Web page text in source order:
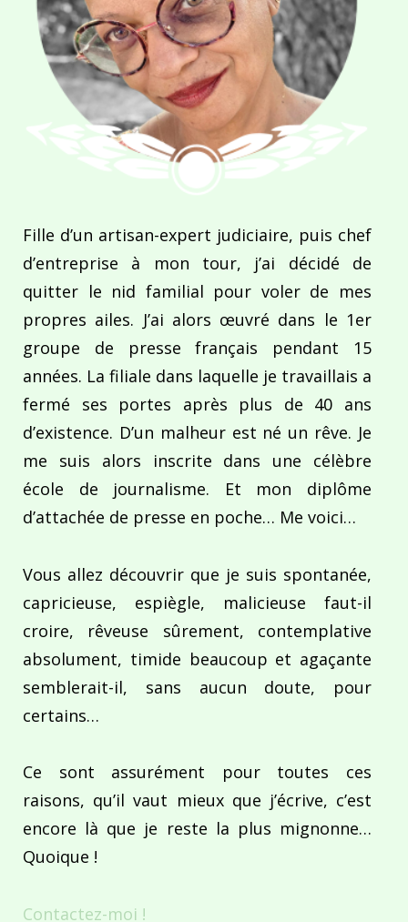
Fille d’un artisan-expert judiciaire, puis chef
d’entreprise à mon tour, j’ai décidé de
quitter le nid familial pour voler de mes
propres ailes. J’ai alors œuvré dans le 1er
groupe de presse français pendant 15
années. La filiale dans laquelle je travaillais a
fermé ses portes après plus de 40 ans
d’existence. D’un malheur est né un rêve. Je
me suis alors inscrite dans une célèbre
école de journalisme. Et mon diplôme
d’attachée de presse en poche… Me voici…
Vous allez découvrir que je suis spontanée,
capricieuse, espiègle, malicieuse faut-il
croire, rêveuse sûrement, contemplative
absolument, timide beaucoup et agaçante
semblerait-il, sans aucun doute, pour
certains…
Ce sont assurément pour toutes ces
raisons, qu’il vaut mieux que j’écrive, c’est
encore là que je reste la plus mignonne…
Quoique !
Contactez-moi !